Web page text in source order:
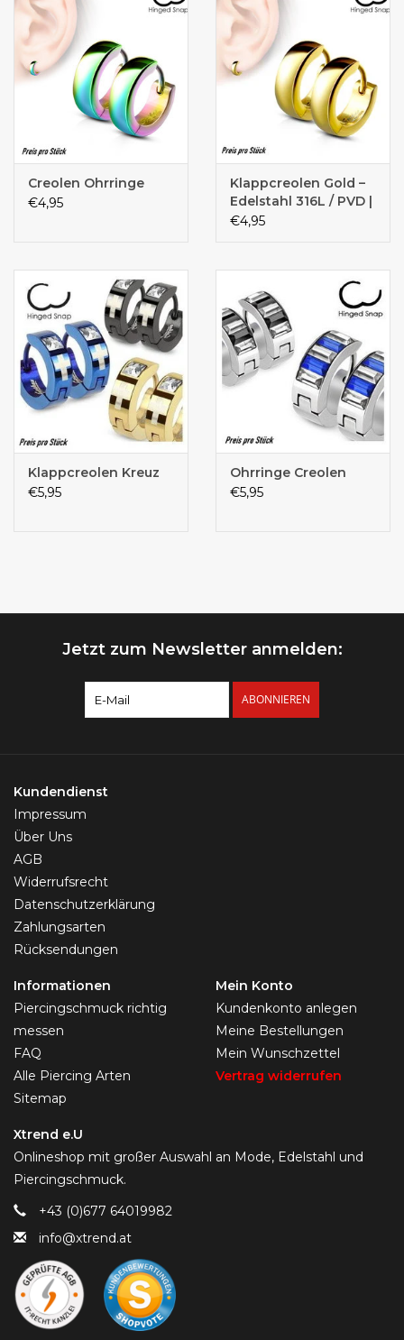
Creolen Ohrringe
€4,95
Klappcreolen Gold –
Edelstahl 316L / PVD |
4 mm breit | Unisex
€4,95
Klappcreolen Kreuz
€5,95
Ohrringe Creolen
€5,95
Jetzt zum Newsletter anmelden:
ABONNIEREN
Kundendienst
Impressum
Über Uns
AGB
Widerrufsrecht
Datenschutzerklärung
Zahlungsarten
Rücksendungen
Informationen
Piercingschmuck richtig
messen
FAQ
Alle Piercing Arten
Sitemap
Mein Konto
Kundenkonto anlegen
Meine Bestellungen
Mein Wunschzettel
Vertrag widerrufen
Xtrend e.U
Onlineshop mit großer Auswahl an Mode, Edelstahl und
Piercingschmuck.
+43 (0)677 64019982
info@xtrend.at